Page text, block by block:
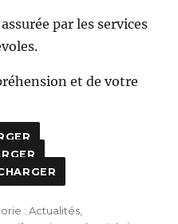
par les services
et de votre
Catégories
Actualités,